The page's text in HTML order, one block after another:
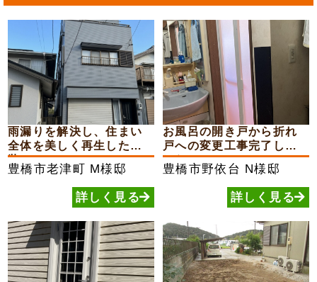
雨漏りを解決し、住まい
全体を美しく再生した外
装...
豊橋市老津町 M様邸
詳しく見る
お風呂の開き戸から折れ
戸への変更工事完了しま
した
豊橋市野依台 N様邸
詳しく見る